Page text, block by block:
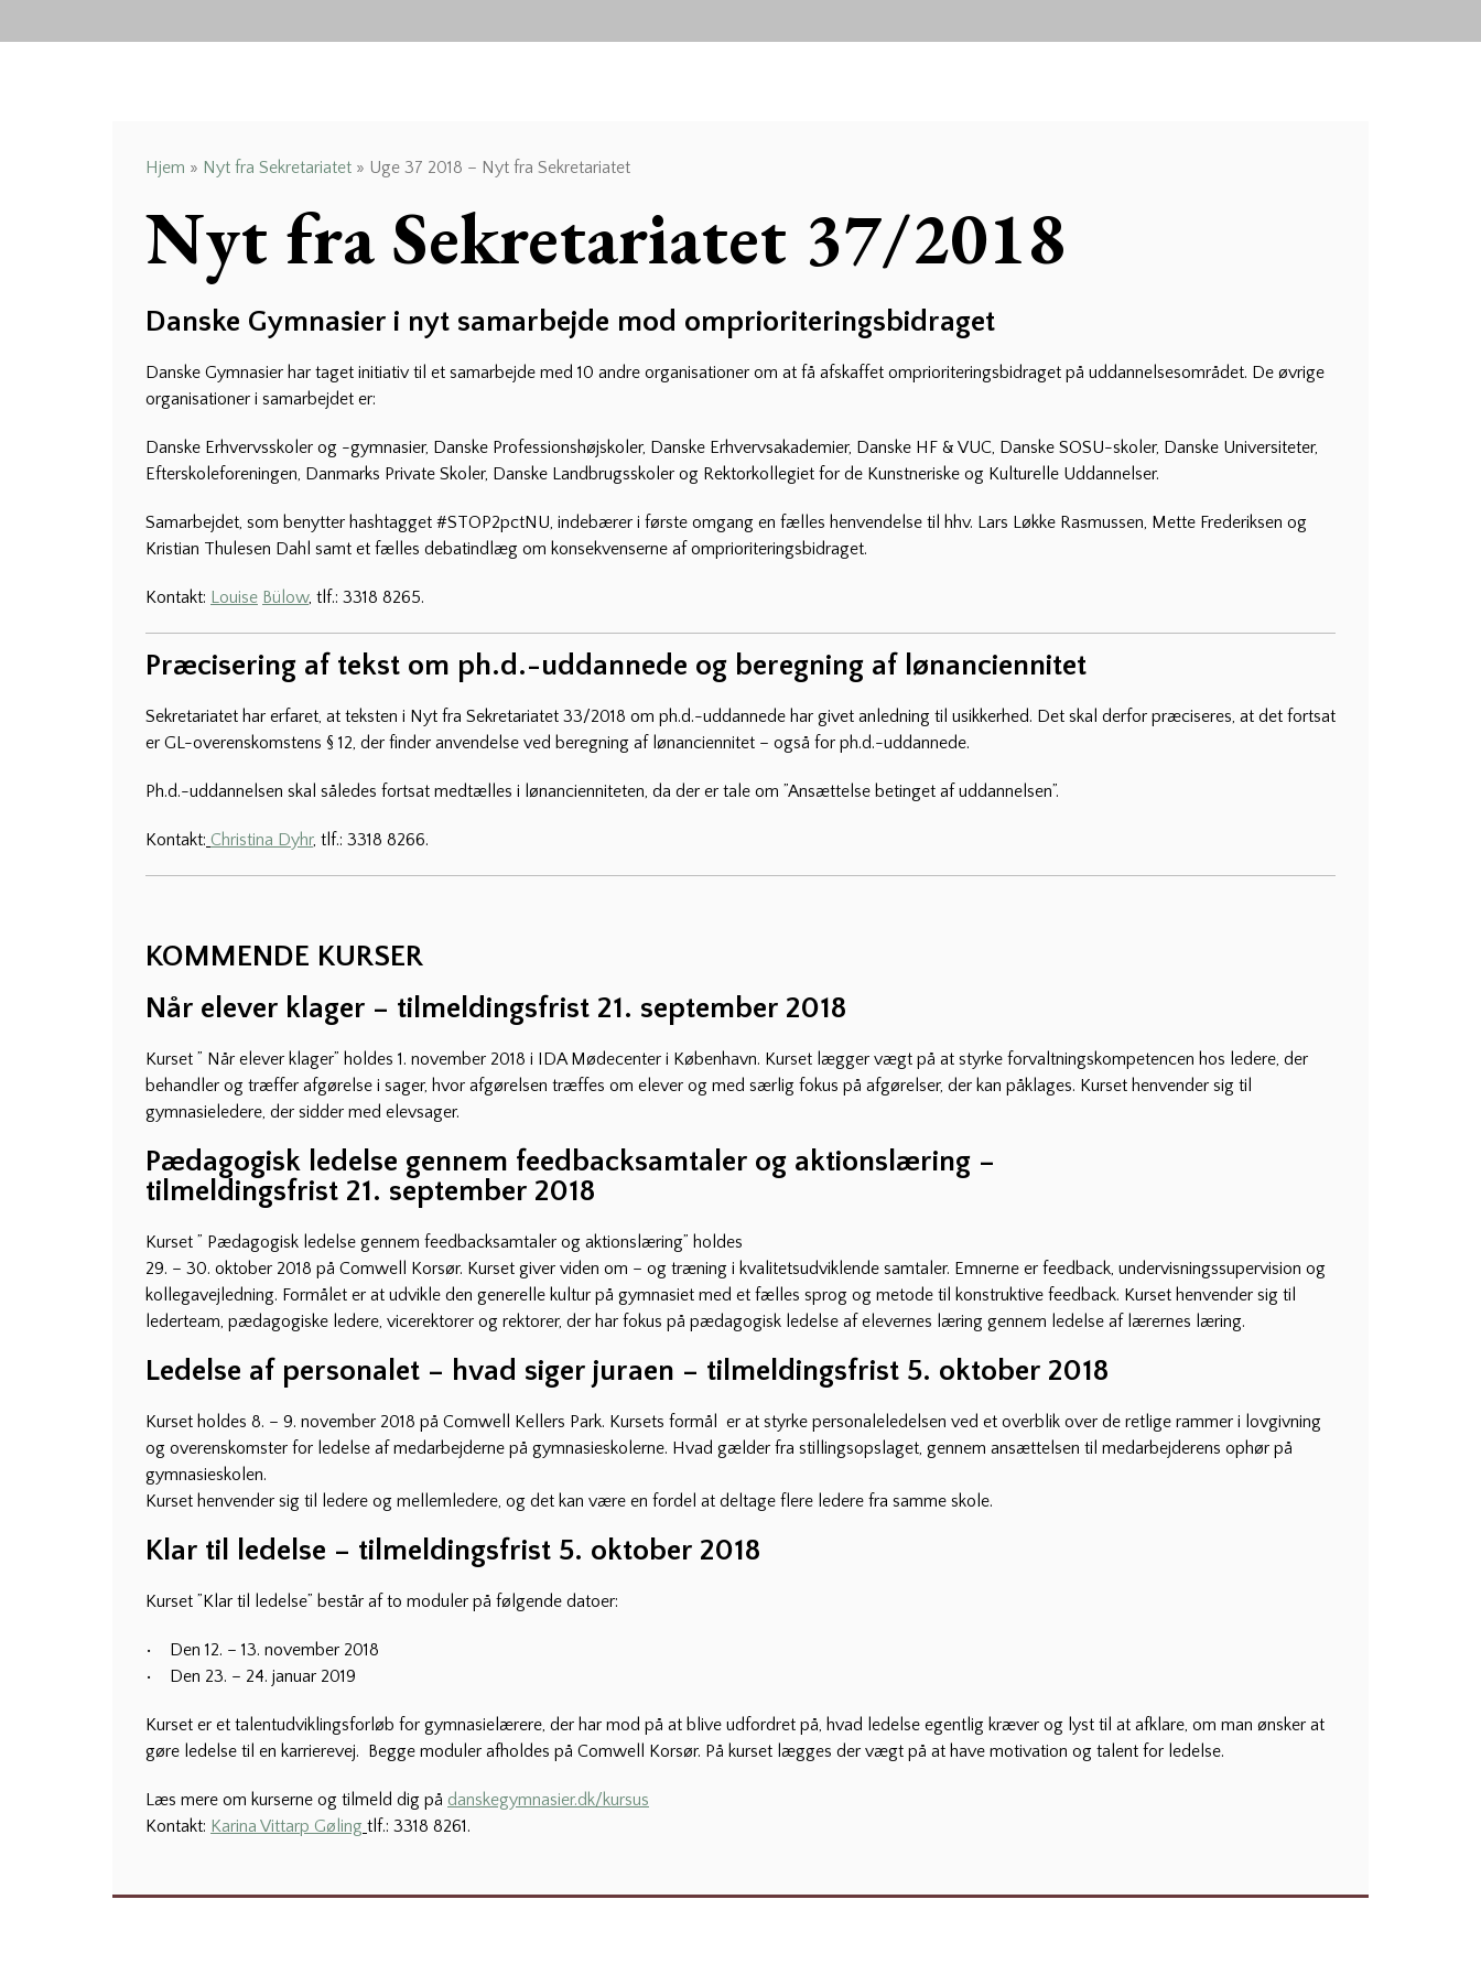
Hjem » Nyt fra Sekretariatet » Uge 37 2018 – Nyt fra Sekretariatet
Nyt fra Sekretariatet 37/2018
Danske Gymnasier i nyt samarbejde mod omprioriteringsbidraget
Danske Gymnasier har taget initiativ til et samarbejde med 10 andre organisationer om at få afskaffet omprioriteringsbidraget på uddannelsesområdet. De øvrige
organisationer i samarbejdet er:
Danske Erhvervsskoler og -gymnasier, Danske Professionshøjskoler, Danske Erhvervsakademier, Danske HF & VUC, Danske SOSU-skoler, Danske Universiteter,
Efterskoleforeningen, Danmarks Private Skoler, Danske Landbrugsskoler og Rektorkollegiet for de Kunstneriske og Kulturelle Uddannelser.
Samarbejdet, som benytter hashtagget #STOP2pctNU, indebærer i første omgang en fælles henvendelse til hhv. Lars Løkke Rasmussen, Mette Frederiksen og
Kristian Thulesen Dahl samt et fælles debatindlæg om konsekvenserne af omprioriteringsbidraget.
Kontakt: Louise Bülow, tlf.: 3318 8265.
Præcisering af tekst om ph.d.-uddannede og beregning af lønanciennitet
Sekretariatet har erfaret, at teksten i Nyt fra Sekretariatet 33/2018 om ph.d.-uddannede har givet anledning til usikkerhed. Det skal derfor præciseres, at det fortsat
er GL-overenskomstens § 12, der finder anvendelse ved beregning af lønanciennitet – også for ph.d.-uddannede.
Ph.d.-uddannelsen skal således fortsat medtælles i lønancienniteten, da der er tale om ”Ansættelse betinget af uddannelsen”.
Kontakt: Christina Dyhr, tlf.: 3318 8266.
KOMMENDE KURSER
Når elever klager – tilmeldingsfrist 21. september 2018
Kurset ” Når elever klager” holdes 1. november 2018 i IDA Mødecenter i København. Kurset lægger vægt på at styrke forvaltningskompetencen hos ledere, der
behandler og træffer afgørelse i sager, hvor afgørelsen træffes om elever og med særlig fokus på afgørelser, der kan påklages. Kurset henvender sig til
gymnasieledere, der sidder med elevsager.
Pædagogisk ledelse gennem feedbacksamtaler og aktionslæring –
tilmeldingsfrist 21. september 2018
Kurset ” Pædagogisk ledelse gennem feedbacksamtaler og aktionslæring” holdes
29. – 30. oktober 2018 på Comwell Korsør. Kurset giver viden om – og træning i kvalitetsudviklende samtaler. Emnerne er feedback, undervisningssupervision og
kollegavejledning. Formålet er at udvikle den generelle kultur på gymnasiet med et fælles sprog og metode til konstruktive feedback. Kurset henvender sig til
lederteam, pædagogiske ledere, vicerektorer og rektorer, der har fokus på pædagogisk ledelse af elevernes læring gennem ledelse af lærernes læring.
Ledelse af personalet – hvad siger juraen – tilmeldingsfrist 5. oktober 2018
Kurset holdes 8. – 9. november 2018 på Comwell Kellers Park. Kursets formål er at styrke personaleledelsen ved et overblik over de retlige rammer i lovgivning
og overenskomster for ledelse af medarbejderne på gymnasieskolerne. Hvad gælder fra stillingsopslaget, gennem ansættelsen til medarbejderens ophør på
gymnasieskolen.
Kurset henvender sig til ledere og mellemledere, og det kan være en fordel at deltage flere ledere fra samme skole.
Klar til ledelse – tilmeldingsfrist 5. oktober 2018
Kurset ”Klar til ledelse” består af to moduler på følgende datoer:
• Den 12. – 13. november 2018
• Den 23. – 24. januar 2019
Kurset er et talentudviklingsforløb for gymnasielærere, der har mod på at blive udfordret på, hvad ledelse egentlig kræver og lyst til at afklare, om man ønsker at
gøre ledelse til en karrierevej. Begge moduler afholdes på Comwell Korsør. På kurset lægges der vægt på at have motivation og talent for ledelse.
Læs mere om kurserne og tilmeld dig på danskegymnasier.dk/kursus
Kontakt: Karina Vittarp Gøling tlf.: 3318 8261.